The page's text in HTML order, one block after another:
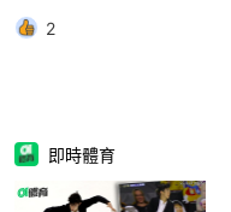
2
即時體育